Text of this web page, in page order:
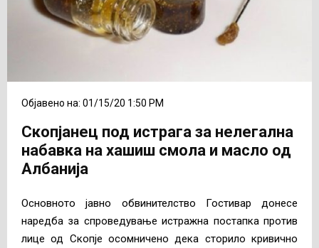
Објавено на: 01/15/20 1:50 PM
Скопјанец под истрага за нелегална
набавка на хашиш смола и масло од
Албанија
Основното јавно обвинителство Гостивар донесе
наредба за спроведување истражна постапка против
лице од Скопје осомничено дека сторило кривично